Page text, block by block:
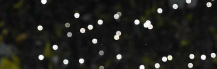
சிஎஸ்கேவில் தோனி
ரவி சாஸ்திரி!
எழுதியவர் Sekar Chinnappan